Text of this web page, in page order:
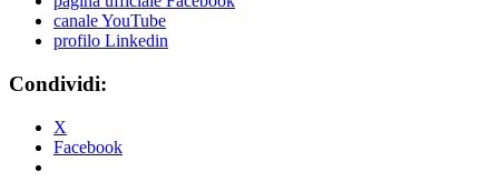
canale YouTube
profilo Linkedin
Condividi:
X
Facebook